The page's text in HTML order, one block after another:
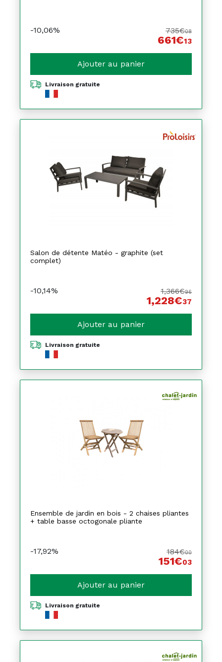
-10,06% 735€08
661€13
Ajouter au panier
Livraison gratuite
Salon de détente Matéo - graphite (set
complet)
-10,14% 1,366€96
1,228€37
Ajouter au panier
Livraison gratuite
Ensemble de jardin en bois - 2 chaises pliantes
+ table basse octogonale pliante
-17,92% 184€00
151€03
Ajouter au panier
Livraison gratuite